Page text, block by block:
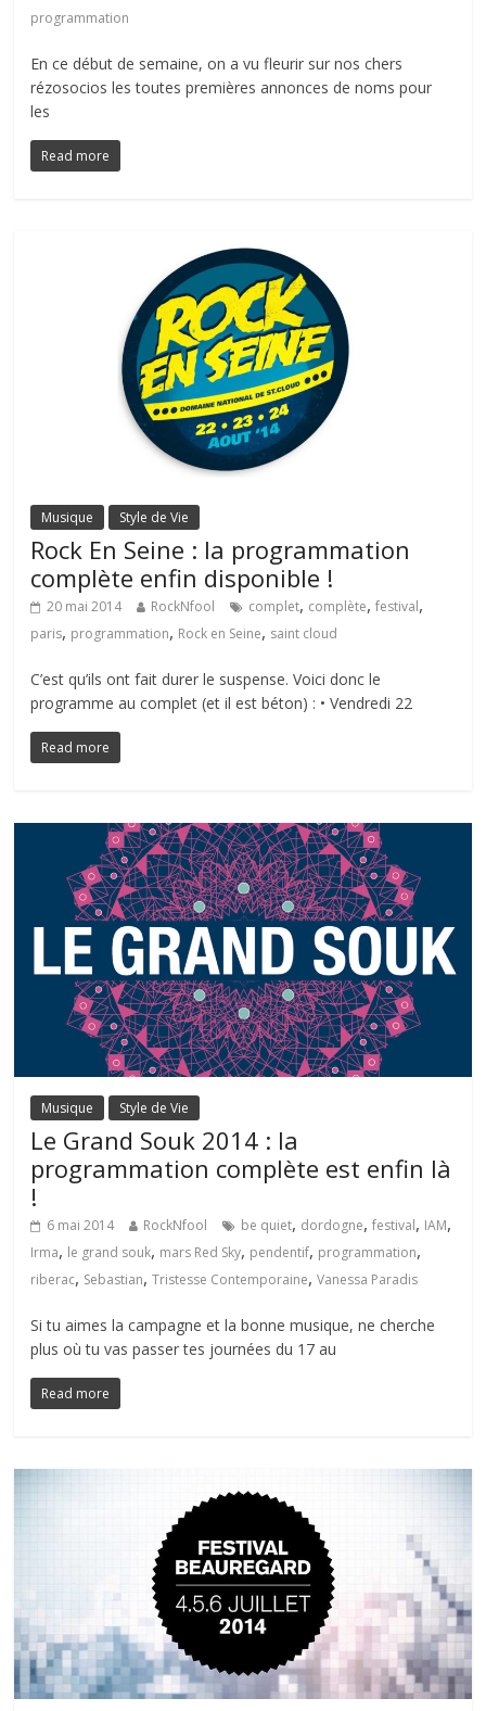
programmation
En ce début de semaine, on a vu fleurir sur nos chers
rézosocios les toutes premières annonces de noms pour
les
Read more
Musique Style de Vie
Rock En Seine : la programmation
complète enfin disponible !
20 mai 2014 RockNfool complet, complète,festival,
paris, programmation, Rock en Seine, saint cloud
C’est qu’ils ont fait durer le suspense. Voici donc le
programme au complet (et il est béton) : • Vendredi 22
Read more
Musique Style de Vie
Le Grand Souk 2014 : la
programmation complète est enfin là
!
6 mai 2014 RockNfool be quiet, dordogne,festival, IAM,
Irma, le grand souk, mars Red Sky, pendentif, programmation,
riberac, Sebastian,Tristesse Contemporaine,Vanessa Paradis
Si tu aimes la campagne et la bonne musique, ne cherche
plus où tu vas passer tes journées du 17 au
Read more